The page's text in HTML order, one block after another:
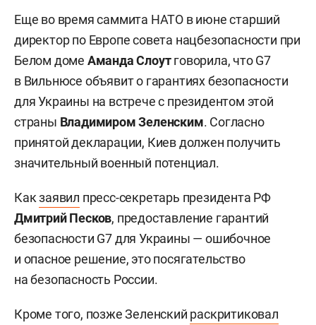
Еще во время саммита НАТО в июне старший
директор по Европе совета нацбезопасности при
Белом доме Аманда Слоутговорила, что G7
в Вильнюсе объявит о гарантиях безопасности
для Украины на встрече с президентом этой
страны Владимиром Зеленским. Согласно
принятой декларации, Киев должен получить
значительный военный потенциал.
Какзаявил пресс-секретарь президента РФ
Дмитрий Песков, предоставление гарантий
безопасности G7 для Украины — ошибочное
и опасное решение, это посягательство
на безопасность России.
Кроме того, позже Зеленский раскритиковал